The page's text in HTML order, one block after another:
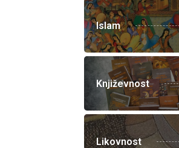
Islam
Književnost
Likovnost